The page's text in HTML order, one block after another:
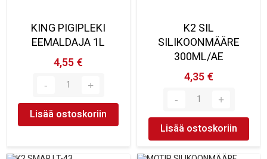
KING PIGIPLEKI
EEMALDAJA 1L
4,55 €
Lisää ostoskoriin
K2 SIL
SILIKOONMÄÄRE
300ML/AE
4,35 €
Lisää ostoskoriin